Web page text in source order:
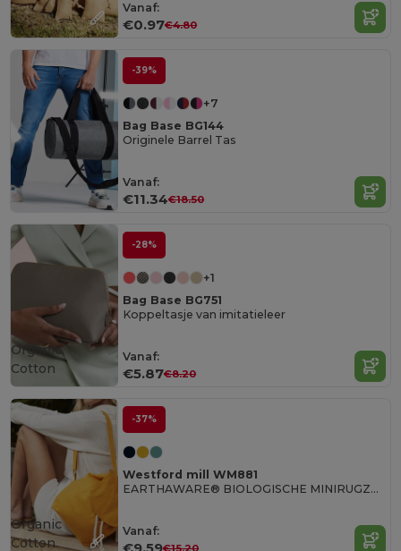
Vanaf:
€0.97€4.80
-39%
+7
Bag Base BG144
Originele Barrel Tas
Vanaf:
€11.34€18.50
-28%
+1
Bag Base BG751
Koppeltasje van imitatieleer
Vanaf:
€5.87€8.20
Organic
Cotton
-37%
Westford mill WM881
EARTHAWARE® BIOLOGISCHE MINIRUGZAK
Vanaf:
€15.20
Organic
Cotton